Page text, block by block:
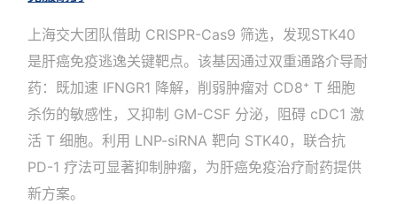
上海交大团队借助 CRISPR-Cas9 筛选，发现STK40
是肝癌免疫逃逸关键靶点。该基因通过双重通路介导耐
药：既加速 IFNGR1 降解，削弱肿瘤对 CD8⁺ T 细胞
杀伤的敏感性，又抑制 GM-CSF 分泌，阻碍 cDC1 激
活 T 细胞。利用 LNP-siRNA 靶向 STK40，联合抗
PD-1 疗法可显著抑制肿瘤，为肝癌免疫治疗耐药提供
新方案。